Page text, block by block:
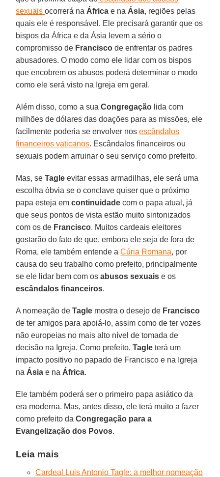
sexuaisocorrerá na África e na Ásia, regiões pelas
quais ele é responsável. Ele precisará garantir que os
bispos da África e da Ásia levem a sério o
compromisso de Francisco de enfrentar os padres
abusadores. O modo como ele lidar com os bispos
que encobrem os abusos poderá determinar o modo
como ele será visto na Igreja em geral.
Além disso, como a suaCongregação lida com
milhões de dólares das doações para as missões, ele
facilmente poderia se envolver nosescândalos
financeiros vaticanos. Escândalos financeiros ou
sexuais podem arruinar o seu serviço como prefeito.
Mas, seTagle evitar essas armadilhas, ele será uma
escolha óbvia se o conclave quiser que o próximo
papa esteja em continuidade com o papa atual, já
que seus pontos de vista estão muito sintonizados
com os de Francisco. Muitos cardeais eleitores
gostarão do fato de que, embora ele seja de fora de
Roma, ele também entende aCúria Romana, por
causa do seu trabalho como prefeito, principalmente
se ele lidar bem com osabusos sexuais e os
escândalos financeiros.
A nomeação deTagle mostra o desejo de Francisco
de ter amigos para apoiá-lo, assim como de ter vozes
não europeias no mais alto nível de tomada de
decisão na Igreja. Como prefeito,Tagle terá um
impacto positivo no papado de Francisco e na Igreja
na Ásia e na África.
Ele também poderá ser o primeiro papa asiático da
era moderna. Mas, antes disso, ele terá muito a fazer
como prefeito daCongregação para a
Evangelização dos Povos.
Leia mais
Cardeal Luis Antonio Tagle: a melhor nomeação